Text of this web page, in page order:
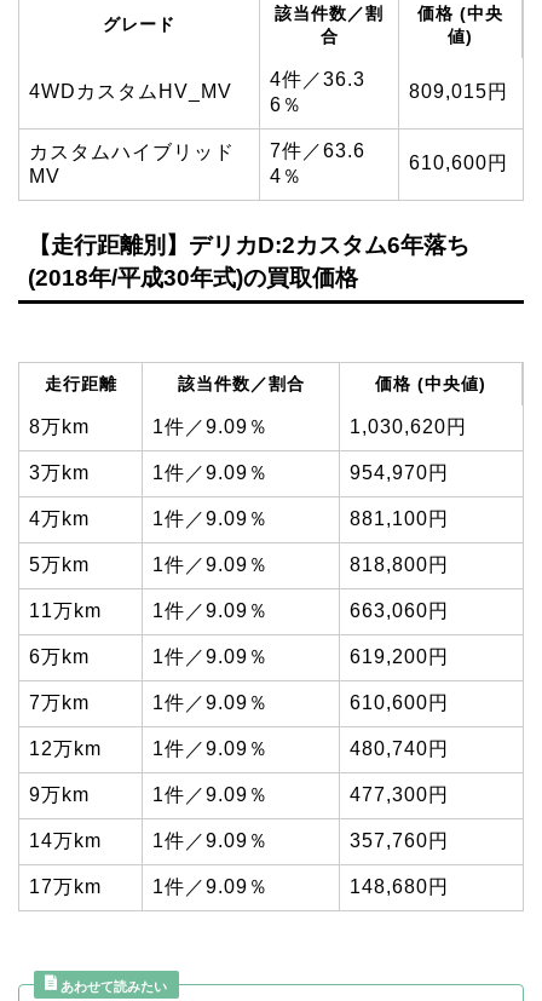
グレード
該当件数／割
合
価格 (中央
値)
4WDカスタムHV_MV
4件／36.3
6％
809,015円
カスタムハイブリッド
MV
7件／63.6
4％
610,600円
【走行距離別】デリカD:2カスタム6年落ち
(2018年/平成30年式)の買取価格
走行距離 該当件数／割合 価格 (中央値)
8万km 1件／9.09％ 1,030,620円
3万km 1件／9.09％ 954,970円
4万km 1件／9.09％ 881,100円
5万km 1件／9.09％ 818,800円
11万km 1件／9.09％ 663,060円
6万km 1件／9.09％ 619,200円
7万km 1件／9.09％ 610,600円
12万km 1件／9.09％ 480,740円
9万km 1件／9.09％ 477,300円
14万km 1件／9.09％ 357,760円
17万km 1件／9.09％ 148,680円